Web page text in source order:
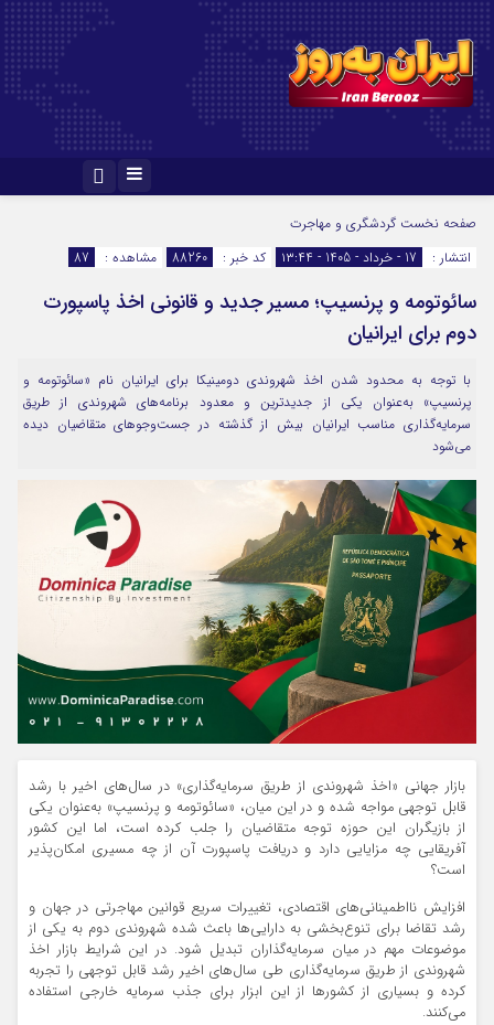
صفحه نخست گردشگری و مهاجرت
انتشار :
17 - خرداد - 1405 - ۱۳:۴۴ کد خبر : 88260 مشاهده : 87
سائوتومه و پرنسیپ؛ مسیر جدید و قانونی اخذ پاسپورت
دوم برای ایرانیان
با توجه به محدود شدن اخذ شهروندی دومینیکا برای ایرانیان نام «سائوتومه و
پرنسیپ» به‌عنوان یکی از جدیدترین و معدود برنامه‌های شهروندی از طریق
سرمایه‌گذاری مناسب ایرانیان بیش از گذشته در جست‌وجوهای متقاضیان دیده
می‌شود
بازار جهانی «اخذ شهروندی از طریق سرمایه‌گذاری» در سال‌های اخیر با رشد
قابل توجهی مواجه شده و در این میان، «سائوتومه و پرنسیپ» به‌عنوان یکی
از بازیگران این حوزه توجه متقاضیان را جلب کرده است، اما این کشور
آفریقایی چه مزایایی دارد و دریافت پاسپورت آن از چه مسیری امکان‌پذیر
است؟
افزایش نااطمینانی‌های اقتصادی، تغییرات سریع قوانین مهاجرتی در جهان و
رشد تقاضا برای تنوع‌بخشی به دارایی‌ها باعث شده شهروندی دوم به یکی از
موضوعات مهم در میان سرمایه‌گذاران تبدیل شود. در این شرایط بازار اخذ
شهروندی از طریق سرمایه‌گذاری طی سال‌های اخیر رشد قابل توجهی را تجربه
کرده و بسیاری از کشورها از این ابزار برای جذب سرمایه خارجی استفاده
می‌کنند.